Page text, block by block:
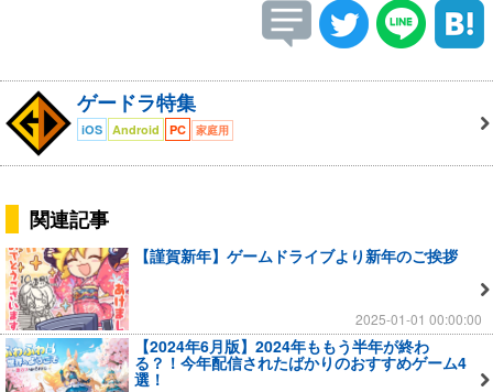
ゲードラ特集
iOS Android PC 家庭用
関連記事
【謹賀新年】ゲームドライブより新年のご挨拶
2025-01-01 00:00:00
【2024年6月版】2024年ももう半年が終わ
る？！今年配信されたばかりのおすすめゲーム4
選！